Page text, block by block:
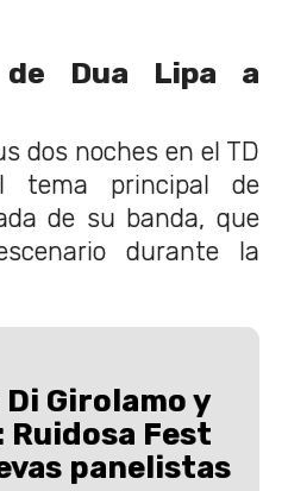
de Dua Lipa a
dos noches en el TD
tema principal de
de su banda, que
durante la
Girolamo y
Ruidosa Fest
panelistas